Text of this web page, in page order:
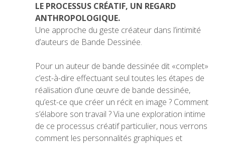
LE PROCESSUS CRÉATIF, UN REGARD
ANTHROPOLOGIQUE.
Une approche du geste créateur dans l’intimité
d’auteurs de Bande Dessinée.
Pour un auteur de bande dessinée dit «complet»
c’est-à-dire effectuant seul toutes les étapes de
réalisation d’une œuvre de bande dessinée,
qu’est-ce que créer un récit en image ? Comment
s’élabore son travail ? Via une exploration intime
de ce processus créatif particulier, nous verrons
comment les personnalités graphiques et